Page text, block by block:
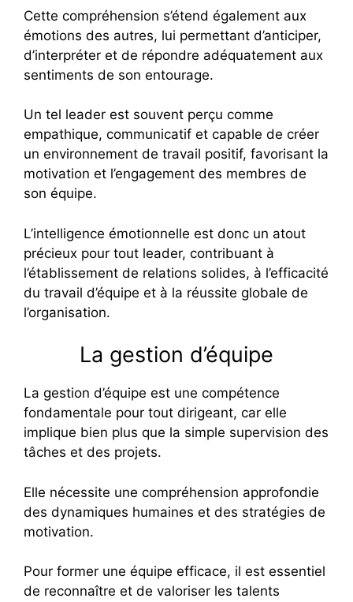
Cette compréhension s’étend également aux
émotions des autres, lui permettant d’anticiper,
d’interpréter et de répondre adéquatement aux
sentiments de son entourage.
Un tel leader est souvent perçu comme
empathique, communicatif et capable de créer
un environnement de travail positif, favorisant la
motivation et l’engagement des membres de
son équipe.
L’intelligence émotionnelle est donc un atout
précieux pour tout leader, contribuant à
l’établissement de relations solides, à l’efficacité
du travail d’équipe et à la réussite globale de
l’organisation.
La gestion d’équipe
La gestion d’équipe est une compétence
fondamentale pour tout dirigeant, car elle
implique bien plus que la simple supervision des
tâches et des projets.
Elle nécessite une compréhension approfondie
des dynamiques humaines et des stratégies de
motivation.
Pour former une équipe efficace, il est essentiel
de reconnaître et de valoriser les talents